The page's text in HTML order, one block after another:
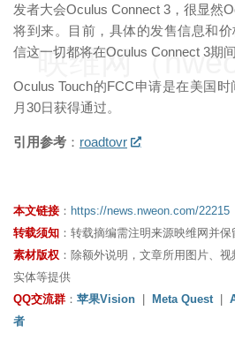
发者大会Oculus Connect 3，很显然
将到来。目前，具体的发售信息和
信这一切都将在Oculus Connect 3期间
Oculus Touch的FCC申请是在美国
月30日获得通过。
引用参考 ： roadtovr
映维网（
本文链接 ： https://news.nweon.com/22215
转载须知 ：转载摘编需注明来源映维网并保
素材版权 ：除额外说明，文章所用图片、
实体等提供
QQ交流群 ： 苹果Vision Meta Quest
者